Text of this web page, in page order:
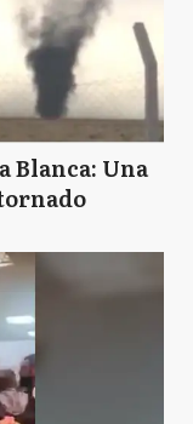
Blanca: Una